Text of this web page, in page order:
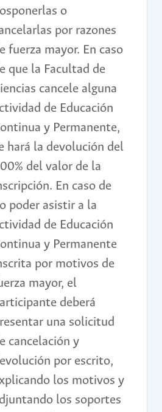
o
por razones
fuerza mayor. En caso
que la Facultad de
cancele alguna
de Educación
y Permanente,
hará la devolución del
del valor de la
En caso de
poder asistir a la
de Educación
y Permanente
por motivos de
mayor, el
deberá
una solicitud
cancelación y
por escrito,
los motivos y
los soportes